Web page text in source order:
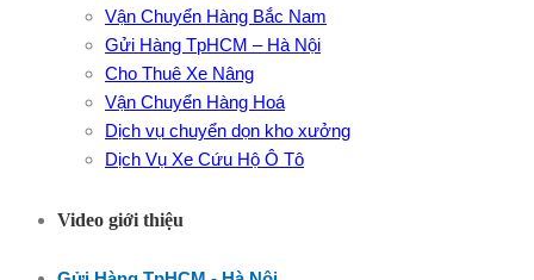
Vận Chuyển Hàng Bắc Nam
Gửi Hàng TpHCM – Hà Nội
Cho Thuê Xe Nâng
Vận Chuyển Hàng Hoá
Dịch vụ chuyển dọn kho xưởng
Dịch Vụ Xe Cứu Hộ Ô Tô
Video giới thiệu